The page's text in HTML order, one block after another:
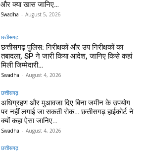
और क्या खास जानिए…
Swadha - August 5, 2026
छत्तीसगढ़
छत्तीसगढ़ पुलिस: निरीक्षकों और उप निरीक्षकों का
तबादला, SP ने जारी किया आदेश, जानिए किसे कहां
मिली जिम्मेदारी…
Swadha - August 4, 2026
छत्तीसगढ़
अधिग्रहण और मुआवजा दिए बिना जमीन के उपयोग
पर नहीं लगाई जा सकती रोक… छत्तीसगढ़ हाईकोर्ट ने
क्यों कहा ऐसा जानिए…
Swadha - August 4, 2026
छत्तीसगढ़